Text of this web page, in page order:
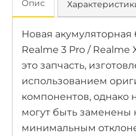
Опис
Новая акумуляторная
Realme 3 Pro / Realme
это запчасть,
использованием
компонентов, однако
могут быть заменены
минимальным